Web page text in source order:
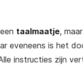
taalmaatje,
eveneens is het
instructies zijn